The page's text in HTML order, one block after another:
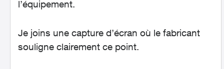
l’équipement.
Je joins une capture d’écran où le fabricant
souligne clairement ce point.